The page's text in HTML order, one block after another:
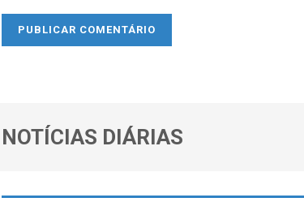
NOTÍCIAS DIÁRIAS